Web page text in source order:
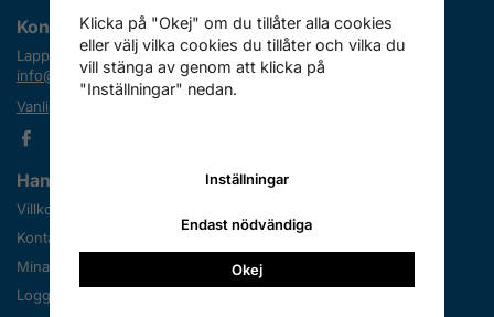
Kontakta oss
Lapplandimporten
info@lapplandimporten.se
Vanliga frågor (FAQ)
Handla
Villkor
Kontakta oss
Mina favoriter
Logga in
Information
Nyheter
Nyhetsbrev
Klicka på "Okej" om du tillåter alla cookies
eller välj vilka cookies du tillåter och vilka du
vill stänga av genom att klicka på
"Inställningar" nedan.
Inställningar
Endast nödvändiga
Okej